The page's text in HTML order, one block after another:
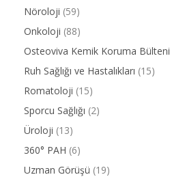
Nöroloji (59)
Onkoloji (88)
Osteoviva Kemik Koruma Bülteni
Ruh Sağlığı ve Hastalıkları (15)
Romatoloji (15)
Sporcu Sağlığı (2)
Üroloji (13)
360° PAH (6)
Uzman Görüşü (19)